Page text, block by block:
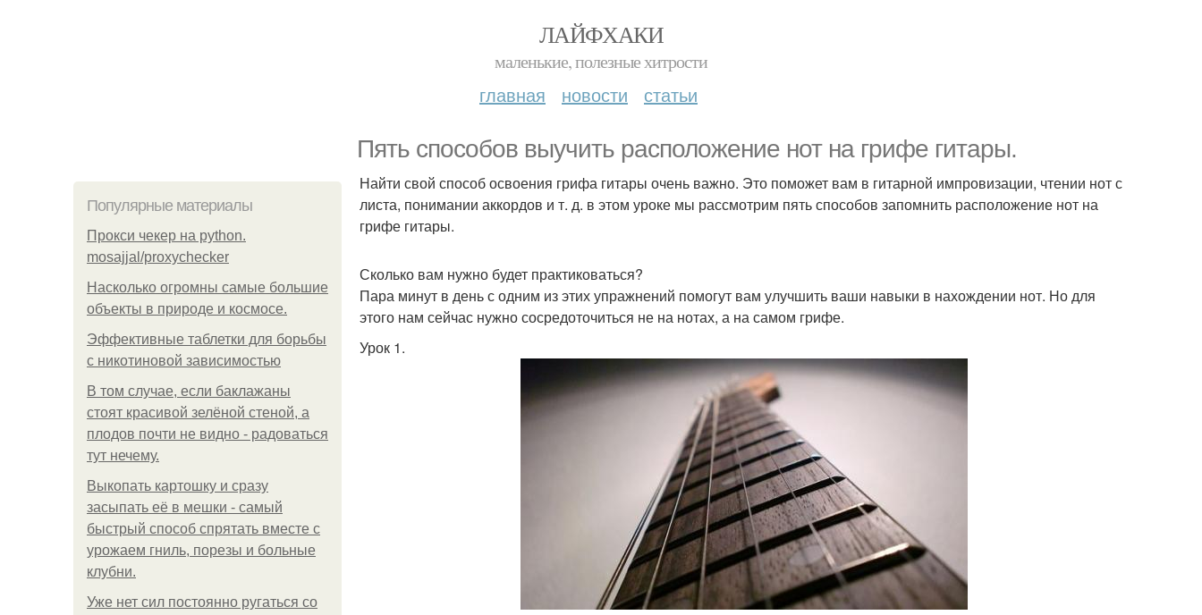
ЛАЙФХАКИ
маленькие, полезные хитрости
главная новости статьи
Пять способов выучить расположение нот на грифе гитары.
Популярные материалы
Прокси чекер на python.
mosajjal/proxychecker
Насколько огромны самые большие
объекты в природе и космосе.
Эффективные таблетки для борьбы
с никотиновой зависимостью
В том случае, если баклажаны
стоят красивой зелёной стеной, а
плодов почти не видно - радоваться
тут нечему.
Выкопать картошку и сразу
засыпать её в мешки - самый
быстрый способ спрятать вместе с
урожаем гниль, порезы и больные
клубни.
Уже нет сил постоянно ругаться со
Найти свой способ освоения грифа гитары очень важно. Это поможет вам в гитарной импровизации, чтении нот с
листа, понимании аккордов и т. д. в этом уроке мы рассмотрим пять способов запомнить расположение нот на
грифе гитары.
Сколько вам нужно будет практиковаться?
Пара минут в день с одним из этих упражнений помогут вам улучшить ваши навыки в нахождении нот. Но для
этого нам сейчас нужно сосредоточиться не на нотах, а на самом грифе.
Урок 1.